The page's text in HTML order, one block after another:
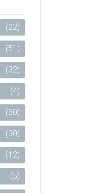
(22)
(51)
(32)
(4)
(30)
(30)
(12)
(5)